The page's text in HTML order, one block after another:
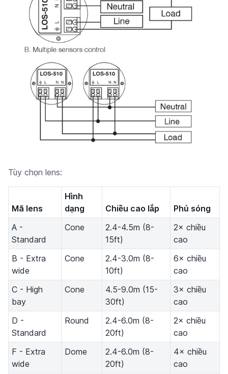
Tùy chọn lens:
Mã lens
Hình
dạng
Chiều cao lắp
Phủ sóng
A -
Standard
Cone
2.4-4.5m (8-
15ft)
2× chiều
cao
B - Extra
wide
Cone
2.4-3.0m (8-
10ft)
6× chiều
cao
C - High
bay
Cone
4.5-9.0m (15-
30ft)
3× chiều
cao
D -
Standard
Round
2.4-6.0m (8-
20ft)
2× chiều
cao
F - Extra
wide
Dome
2.4-6.0m (8-
20ft)
4× chiều
cao